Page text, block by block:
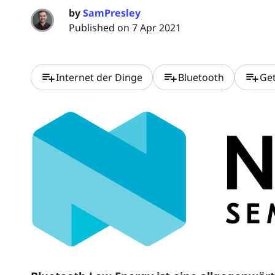
bySamPresley
Published on 7 Apr 2021
playlist_addInternet der Dinge playlist_addBluetooth playlist_add